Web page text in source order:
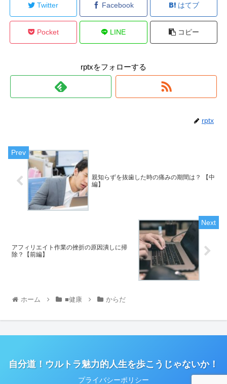
Twitter Facebook はてブ
Pocket LINE コピー
rptxをフォローする
rptx
親知らずを抜歯した時の痛みの期間は？ 【中
編】
アフィリエイト作業の挫折の原因潰しに掃
除？【前編】
ホーム ■健康 からだ
自分道！ウルトラ魅力的人生を歩こうじゃないか！
プライバシーポリシー